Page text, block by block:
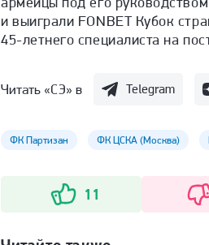
и выиграли FONBET Кубок
45-летнего специалиста на
Читать «СЭ» в Telegram
ФК Партизан ФК ЦСКА (Москва)
11